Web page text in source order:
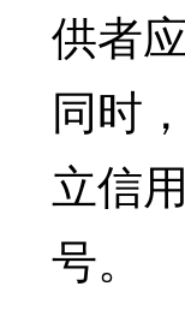
供者
同时
立信
号。